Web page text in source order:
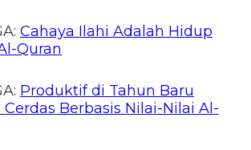
Cahaya Ilahi Adalah Hidup
Quran
Produktif di Tahun Baru
Cerdas Berbasis Nilai-Nilai Al-